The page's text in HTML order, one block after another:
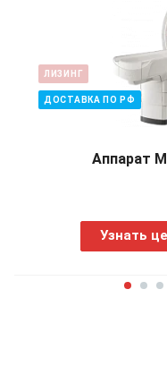
ЛИЗИНГ
ДОСТАВКА ПО РФ
Аппарат
Узнать